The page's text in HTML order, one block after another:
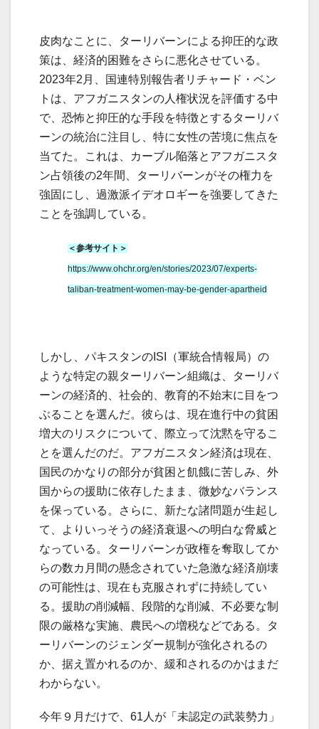
皮肉なことに、ターリバーンによる抑圧的な政
策は、経済的困難をさらに悪化させている。
2023年2月、国連特別報告者リチャード・ベン
トは、アフガニスタンの人権状況を評価する中
で、恐怖と抑圧的な手段を特徴とするターリバ
ーンの統治に注目し、特に女性の苦境に焦点を
当てた。これは、カーブル陥落とアフガニスタ
ン占領後の2年間、ターリバーンがその権力を
強固にし、過激派イデオロギーを強要してきた
ことを強調している。
＜参考サイト＞
https://www.ohchr.org/en/stories/2023/07/experts-
taliban-treatment-women-may-be-gender-apartheid
しかし、パキスタンのISI（軍統合情報局）の
ような特定の親ターリバーン組織は、ターリバ
ーンの経済的、社会的、教育的不始末に目をつ
ぶることを選んだ。彼らは、現在進行中の貧困
増大のリスクについて、際立って沈黙を守るこ
とを選んだのだ。アフガニスタン経済は現在、
国民のかなりの部分が貧困と飢餓に苦しみ、外
国からの援助に依存したまま、微妙なバランス
を保っている。さらに、新たな諸問題が生起し
て、よりいっそうの経済衰退への明白な脅威と
なっている。ターリバーンが政権を奪取してか
らの数カ月間の懸念されていた急激な経済崩壊
の可能性は、現在も克服されずに持続してい
る。援助の削減幅、段階的な削減、不必要な制
限の厳格な実施、農民への増税などである。タ
ーリバーンのジェンダー規制が強化されるの
か、据え置かれるのか、緩和されるのかはまだ
わからない。
今年９月だけで、61人が「未認定の武装勢力」